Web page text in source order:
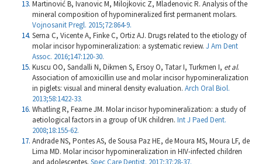
Martinović B, Ivanovic M, Milojkovic Z, Mladenovic R. Analysis of the
mineral composition of hypomineralized first permanent molars.
Vojnosanit Pregl. 2015;72:864-9.
Serna C, Vicente A, Finke C, Ortiz AJ. Drugs related to the etiology of
molar incisor hypomineralization: a systematic review. J Am Dent
Assoc. 2016;147:120-30.
Kuscu OO, Sandalli N, Dikmen S, Ersoy O, Tatar I, Turkmen I, et al.
Association of amoxicillin use and molar incisor hypomineralization
in piglets: visual and mineral density evaluation. Arch Oral Biol.
2013;58:1422-33.
Whatling R, Fearne JM. Molar incisor hypomineralization: a study of
aetiological factors in a group of UK children. Int J Paed Dent.
2008;18:155-62.
Andrade NS, Pontes AS, de Sousa Paz HE, de Moura MS, Moura LF, de
Lima MD. Molar incisor hypomineralization in HIV-infected children